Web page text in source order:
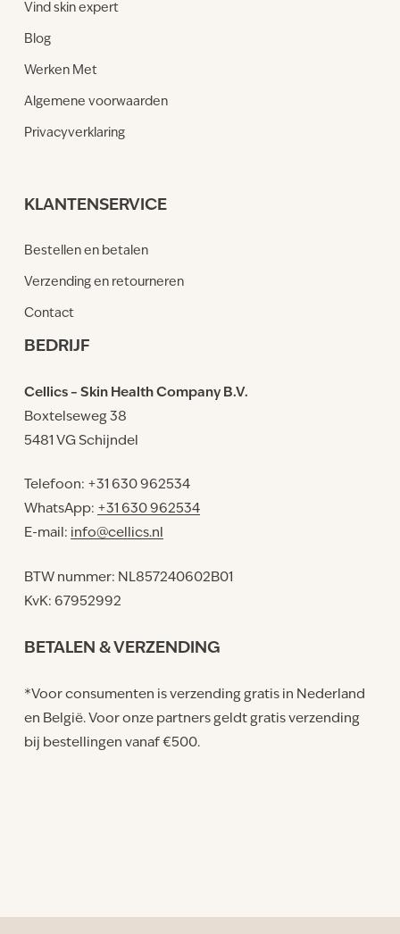
Vind skin expert
Blog
Werken Met
Algemene voorwaarden
Privacyverklaring
KLANTENSERVICE
Bestellen en betalen
Verzending en retourneren
Contact
BEDRIJF
Cellics – Skin Health Company B.V.
Boxtelseweg 38
5481 VG Schijndel
Telefoon: +31 630 962534
WhatsApp: +31 630 962534
E-mail: info@cellics.nl
BTW nummer: NL857240602B01
KvK: 67952992
BETALEN & VERZENDING
*Voor consumenten is verzending gratis in Nederland
en België. Voor onze partners geldt gratis verzending
bij bestellingen vanaf €500.